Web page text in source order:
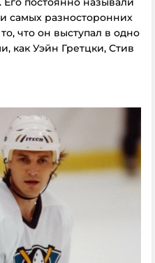
самых разносторонних
что он выступал в одно
как Уэйн Гретцки, Стив